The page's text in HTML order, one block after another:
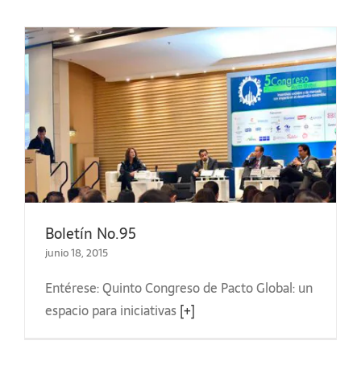
Boletín No.95
junio 18, 2015
Entérese: Quinto Congreso de Pacto Global: un
espacio para iniciativas[+]